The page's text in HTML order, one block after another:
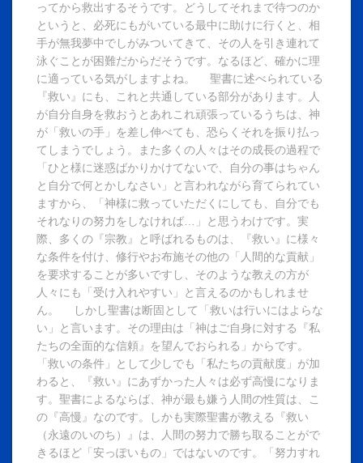
ってから救出するそうです。どうしてそれまで待つのか
というと、必死にもがいている最中に助けに行くと、相
手が無我夢中でしがみついてきて、その人を引き連れて
泳ぐことが困難だからだそうです。なるほど、確かに理
に適っている気がしますよね。 聖書に述べられている
『救い』にも、これと共通している部分があります。人
が自分自身を救おうとあれこれ頑張っているうちは、神
が「救いの手」を差し伸べても、恐らくそれを振り払っ
てしまうでしょう。また多くの人々はその成長の過程で
「ひと様に迷惑ばかりかけてないで、自分の事はちゃん
と自分で何とかしなさい」と言われながら育てられてい
ますから、「神様に救っていただくにしても、自分でも
それなりの努力をしなければ…」と思うわけです。実
際、多くの『宗教』と呼ばれるものは、『救い』に様々
な条件を付け、修行やお布施その他の「人間的な貢献」
を要求することが多いですし、そのような教えの方が
人々にも「受け入れやすい」と言えるのかもしれませ
ん。 しかし聖書は断固として「救いは行いにはよらな
い」と言います。その理由は「神はご自身に対する『私
たちの全面的な信頼』を望んでおられる」からです。
「救いの条件」として少しでも「私たちの貢献度」が加
わると、『救い』にあずかった人々は必ず高慢になりま
す。聖書によるならば、神が最も嫌う人間の性質は、こ
の『高慢』なのです。しかも実際聖書が教える『救い
（永遠のいのち）』は、人間の努力で勝ち取ることがで
きるほど「安っぽいもの」ではないのです。「努力すれ